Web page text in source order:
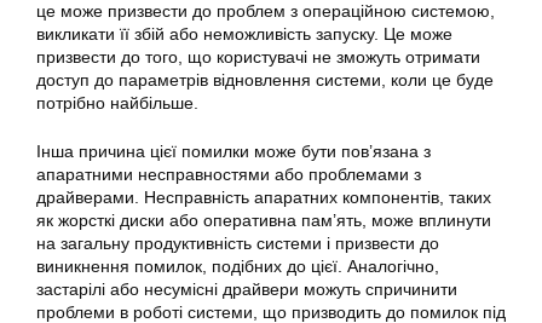
це може призвести до проблем з операційною системою,
викликати її збій або неможливість запуску. Це може
призвести до того, що користувачі не зможуть отримати
доступ до параметрів відновлення системи, коли це буде
потрібно найбільше.
Інша причина цієї помилки може бути пов’язана з
апаратними несправностями або проблемами з
драйверами. Несправність апаратних компонентів, таких
як жорсткі диски або оперативна пам’ять, може вплинути
на загальну продуктивність системи і призвести до
виникнення помилок, подібних до цієї. Аналогічно,
застарілі або несумісні драйвери можуть спричинити
проблеми в роботі системи, що призводить до помилок під